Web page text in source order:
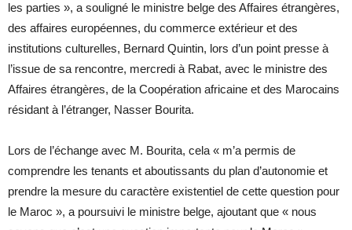
les parties », a souligné le ministre belge des Affaires étrangères,
des affaires européennes, du commerce extérieur et des
institutions culturelles, Bernard Quintin, lors d’un point presse à
l’issue de sa rencontre, mercredi à Rabat, avec le ministre des
Affaires étrangères, de la Coopération africaine et des Marocains
résidant à l’étranger, Nasser Bourita.
Lors de l’échange avec M. Bourita, cela « m’a permis de
comprendre les tenants et aboutissants du plan d’autonomie et
prendre la mesure du caractère existentiel de cette question pour
le Maroc », a poursuivi le ministre belge, ajoutant que « nous